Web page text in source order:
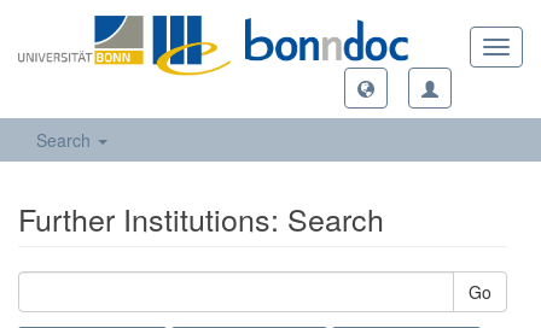
Search
Further Institutions: Search
Go